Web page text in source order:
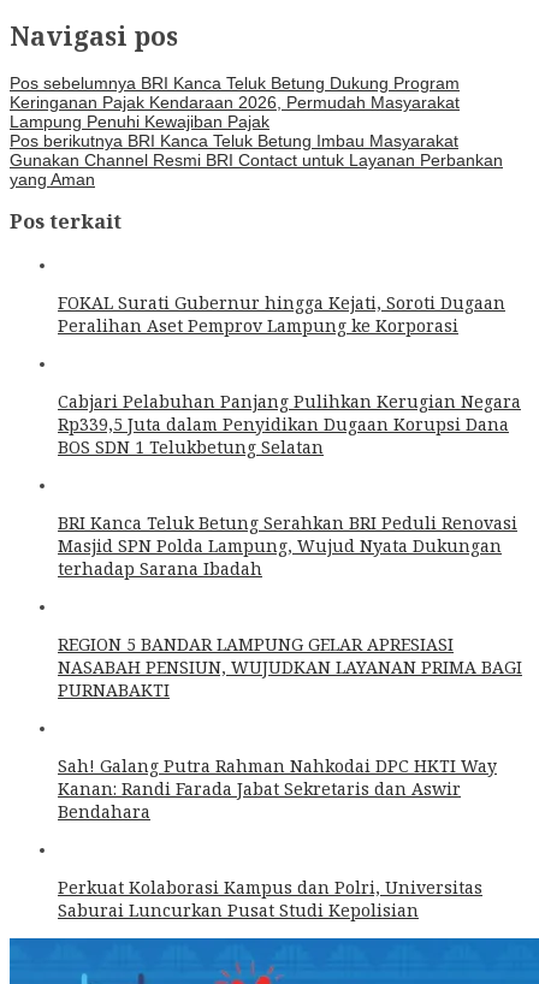
Navigasi pos
Pos sebelumnya BRI Kanca Teluk Betung Dukung Program
Keringanan Pajak Kendaraan 2026, Permudah Masyarakat
Lampung Penuhi Kewajiban Pajak
Pos berikutnya BRI Kanca Teluk Betung Imbau Masyarakat
Gunakan Channel Resmi BRI Contact untuk Layanan Perbankan
yang Aman
Pos terkait
FOKAL Surati Gubernur hingga Kejati, Soroti Dugaan
Peralihan Aset Pemprov Lampung ke Korporasi
Cabjari Pelabuhan Panjang Pulihkan Kerugian Negara
Rp339,5 Juta dalam Penyidikan Dugaan Korupsi Dana
BOS SDN 1 Telukbetung Selatan
BRI Kanca Teluk Betung Serahkan BRI Peduli Renovasi
Masjid SPN Polda Lampung, Wujud Nyata Dukungan
terhadap Sarana Ibadah
REGION 5 BANDAR LAMPUNG GELAR APRESIASI
NASABAH PENSIUN, WUJUDKAN LAYANAN PRIMA BAGI
PURNABAKTI
Sah! Galang Putra Rahman Nahkodai DPC HKTI Way
Kanan: Randi Farada Jabat Sekretaris dan Aswir
Bendahara
Perkuat Kolaborasi Kampus dan Polri, Universitas
Saburai Luncurkan Pusat Studi Kepolisian